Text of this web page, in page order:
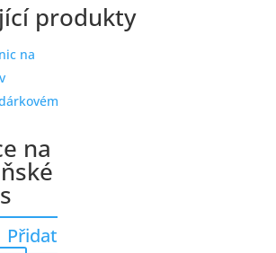
produkty
na
Přidat